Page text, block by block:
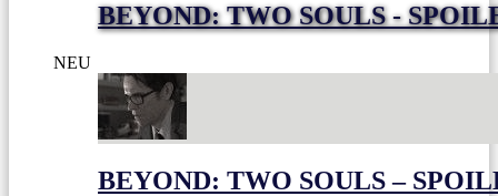
BEYOND: TWO SOULS -
NEU
BEYOND: TWO SOULS –